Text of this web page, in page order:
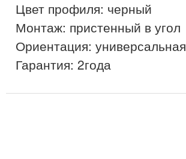
Цвет профиля: черный
Монтаж: пристенный в угол
Ориентация: универсальная